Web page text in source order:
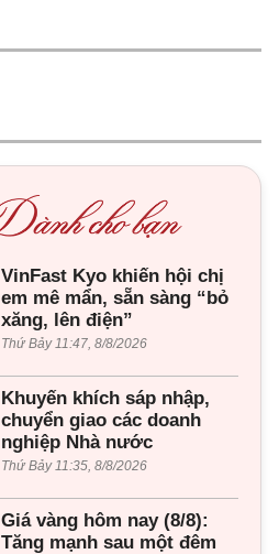
VinFast Kyo khiến hội chị
em mê mẩn, sẵn sàng “bỏ
xăng, lên điện”
Thứ Bảy 11:47, 8/8/2026
Khuyến khích sáp nhập,
chuyển giao các doanh
nghiệp Nhà nước
Thứ Bảy 11:35, 8/8/2026
Giá vàng hôm nay (8/8):
Tăng mạnh sau một đêm